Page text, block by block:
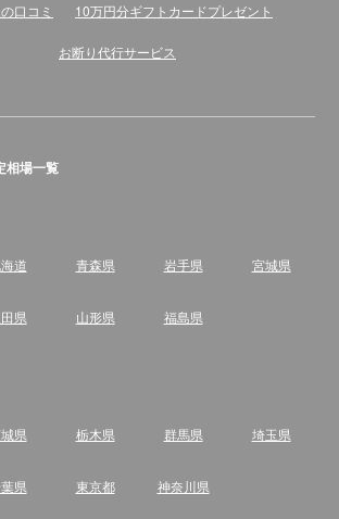
口コミ 10万円分ギフトカードプレゼント
お断り代行サービス
相場一覧
道 青森県 岩手県 宮城県
県 山形県 福島県
県 栃木県 群馬県 埼玉県
県 東京都 神奈川県